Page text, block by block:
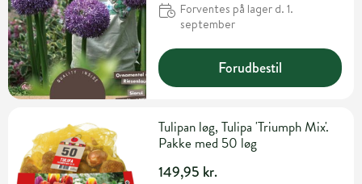
Forventes på lager d. 1.
september
Forudbestil
Tulipan løg, Tulipa 'Triumph Mix'.
Pakke med 50 løg
149,95 kr.